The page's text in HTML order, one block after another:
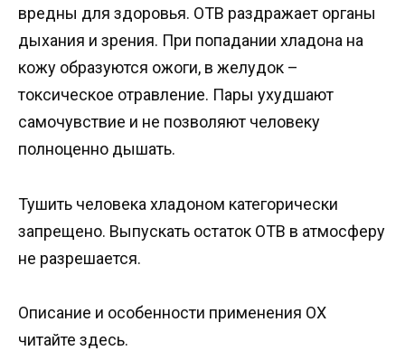
вредны для здоровья. ОТВ раздражает органы
дыхания и зрения. При попадании хладона на
кожу образуются ожоги, в желудок –
токсическое отравление. Пары ухудшают
самочувствие и не позволяют человеку
полноценно дышать.
Тушить человека хладоном категорически
запрещено. Выпускать остаток ОТВ в атмосферу
не разрешается.
Описание и особенности применения ОХ
читайте здесь.